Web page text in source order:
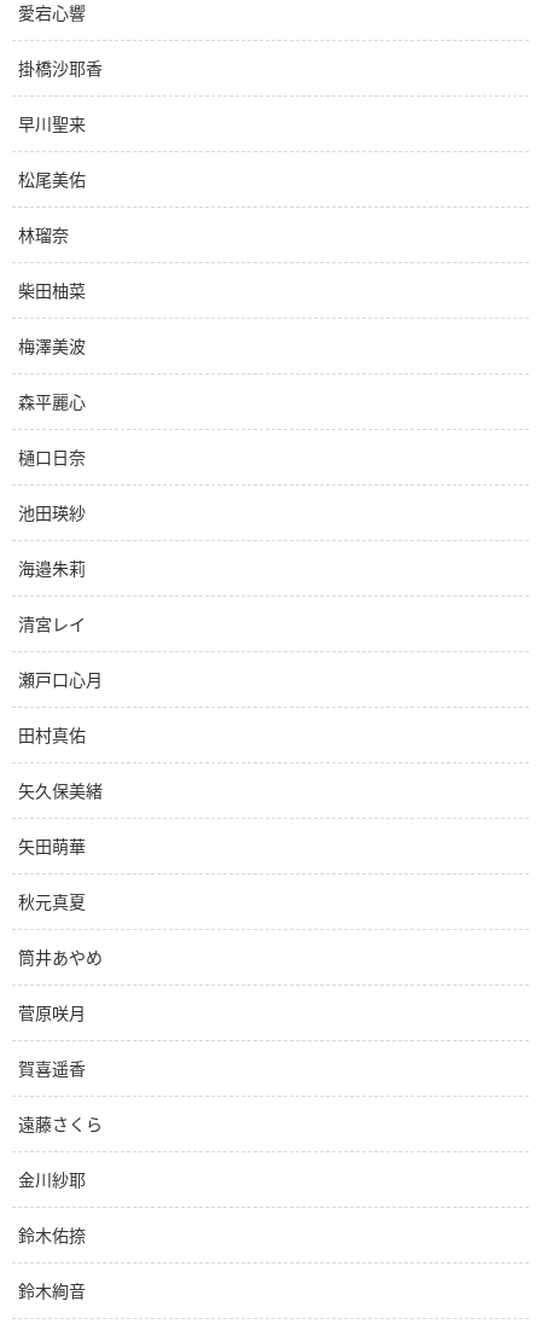
愛宕心響
掛橋沙耶香
早川聖来
松尾美佑
林瑠奈
柴田柚菜
梅澤美波
森平麗心
樋口日奈
池田瑛紗
海邉朱莉
清宮レイ
瀬戸口心月
田村真佑
矢久保美緒
矢田萌華
秋元真夏
筒井あやめ
菅原咲月
賀喜遥香
遠藤さくら
金川紗耶
鈴木佑捺
鈴木絢音